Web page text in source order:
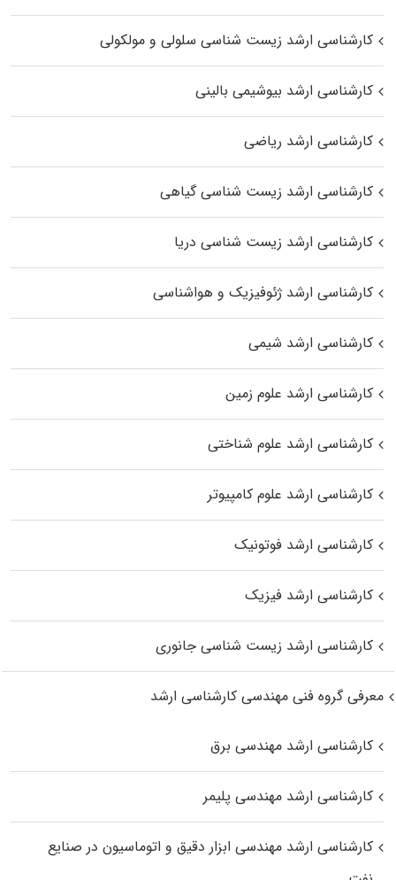
کارشناسی ارشد زیست شناسی سلولی و مولکولی
کارشناسی ارشد بیوشیمی بالینی
کارشناسی ارشد ریاضی
کارشناسی ارشد زیست‌ شناسی گیاهی
کارشناسی ارشد زیست‌ شناسی دریا
کارشناسی ارشد ژئوفیزیک و هواشناسی
کارشناسی ارشد شیمی
کارشناسی ارشد علوم زمین
کارشناسی ارشد علوم شناختی
کارشناسی ارشد علوم کامپیوتر
کارشناسی ارشد فوتونیک
کارشناسی ارشد فیزیک
کارشناسی ارشد زیست‌ شناسی جانوری
معرفی گروه فنی مهندسی کارشناسی ارشد
کارشناسی ارشد مهندسی برق
کارشناسی ارشد مهندسی پلیمر
کارشناسی ارشد مهندسی ابزار دقیق و اتوماسیون در صنایع